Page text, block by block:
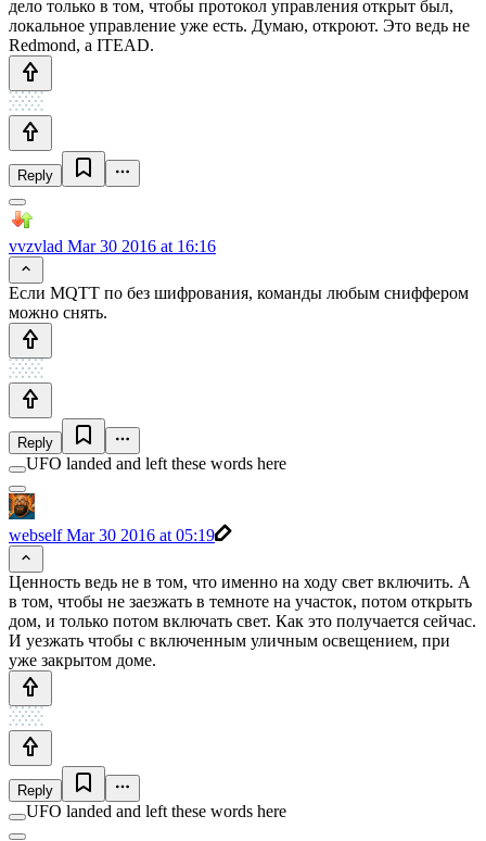
дело только в том, чтобы протокол управления открыт был,
локальное управление уже есть. Думаю, откроют. Это ведь не
Redmond, а ITEAD.
Reply
vvzvlad Mar 30 2016 at 16:16
Если MQTT по без шифрования, команды любым сниффером
можно снять.
Reply
UFO landed and left these words here
webselfMar 30 2016 at 05:19
Ценность ведь не в том, что именно на ходу свет включить. А
в том, чтобы не заезжать в темноте на участок, потом открыть
дом, и только потом включать свет. Как это получается сейчас.
И уезжать чтобы с включенным уличным освещением, при
уже закрытом доме.
Reply
UFO landed and left these words here